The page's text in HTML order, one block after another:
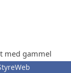
med gammel
podkast.